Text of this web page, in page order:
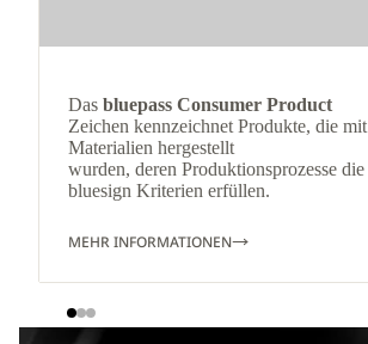
Das bluepass Consumer Product
Zeichen kennzeichnet Produkte, die mit
Materialien hergestellt
wurden, deren Produktionsprozesse die
bluesign Kriterien erfüllen.
MEHR INFORMATIONEN